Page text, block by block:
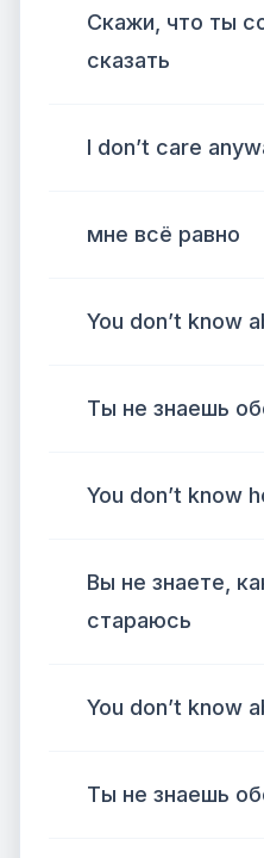
Скажи, что ты
сказать
I don’t care
мне всё равно
You don’t know
Ты не знаешь
You don’t know
Вы не знаете,
стараюсь
You don’t know
Ты не знаешь